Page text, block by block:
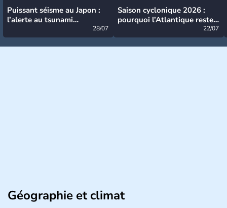
Puissant séisme au Japon :
l’alerte au tsunami
28/07
Saison cyclonique 2026 :
pourquoi l’Atlantique reste
22/07
Géographie et climat